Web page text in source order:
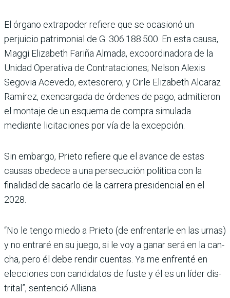
El órgano extrapoder refiere que se ocasionó un
perjuicio patrimonial de G. 306.188.500. En esta causa,
Maggi Elizabeth Fariña Almada, excoordi­nadora de la
Unidad Opera­tiva de Contrataciones; Nel­son Alexis
Segovia Acevedo, extesorero; y Cirle Eliza­beth Alcaraz
Ramírez, exen­cargada de órdenes de pago, admitieron
el montaje de un esquema de compra simu­lada
mediante licitaciones por vía de la excepción.
Sin embargo, Prieto refiere que el avance de estas
causas obedece a una persecución política con la
finalidad de sacarlo de la carrera presi­dencial en el
2028.
“No le tengo miedo a Prieto (de enfrentarle en las urnas)
y no entraré en su juego, si le voy a ganar será en la can­
cha, pero él debe rendir cuentas. Ya me enfrenté en
elecciones con candidatos de fuste y él es un líder dis­
trital”, sentenció Alliana.